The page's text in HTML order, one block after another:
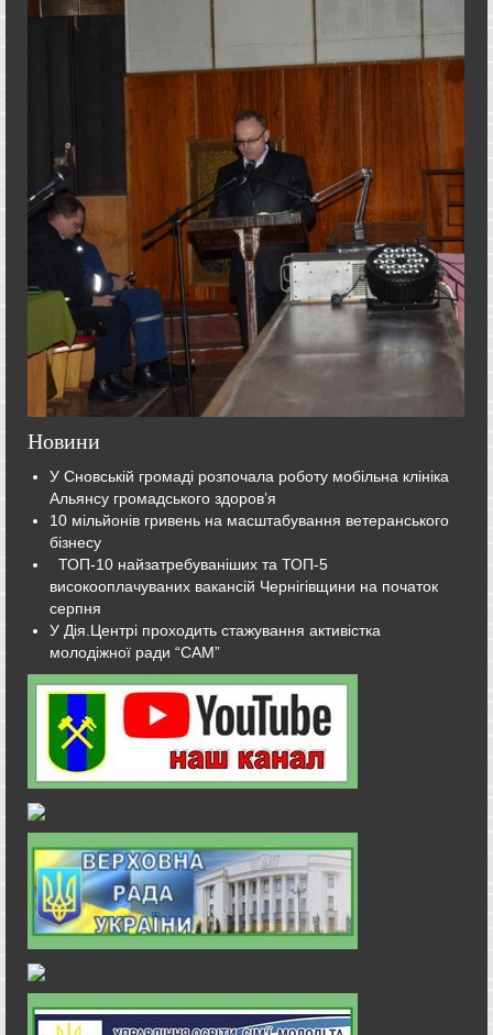
Новини
У Сновській громаді розпочала роботу мобільна клініка
Альянсу громадського здоров’я
10 мільйонів гривень на масштабування ветеранського
бізнесу
ТОП-10 найзатребуваніших та ТОП-5
високооплачуваних вакансій Чернігівщини на початок
серпня
У Дія.Центрі проходить стажування активістка
молодіжної ради “САМ”